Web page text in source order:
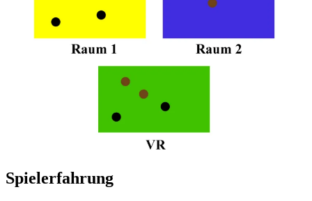
Spielerfahrung